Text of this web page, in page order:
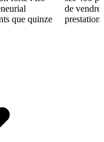
que quinze
de vendre